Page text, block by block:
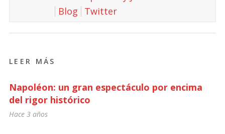
Blog
Twitter
LEER MÁS
Napoléon: un gran espectáculo por encima
del rigor histórico
Hace 3 años